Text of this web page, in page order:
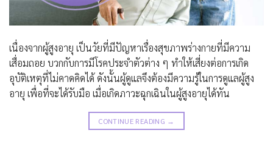
เนื่องจากผู้สูงอายุ เป็นวัยที่มีปัญหาเรื่องสุขภาพร่างกายที่มีความ
เสื่อมถอย บวกกับการมีโรคประจำตัวต่าง ๆ ทำให้เสี่ยงต่อการเกิด
อุบัติเหตุที่ไม่คาดคิดได้ ดังนั้นผู้ดูแลจึงต้องมีความรู้ในการดูแลผู้สูง
อายุ เพื่อที่จะได้รับมือ เมื่อเกิดภาวะฉุกเฉินในผู้สูงอายุได้ทัน
CONTINUE READING →